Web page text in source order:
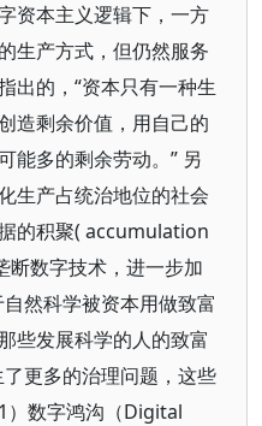
资本主义逻辑下，一方
生产方式，但仍然服务
出的，“资本只有一种生
造剩余价值，用自己的
能多的剩余劳动。” 另
生产占统治地位的社会
的积聚( accumulation
数字技术，进一步加
然科学被资本用做致富
些发展科学的人的致富
更多的治理问题，这些
）数字鸿沟（Digital